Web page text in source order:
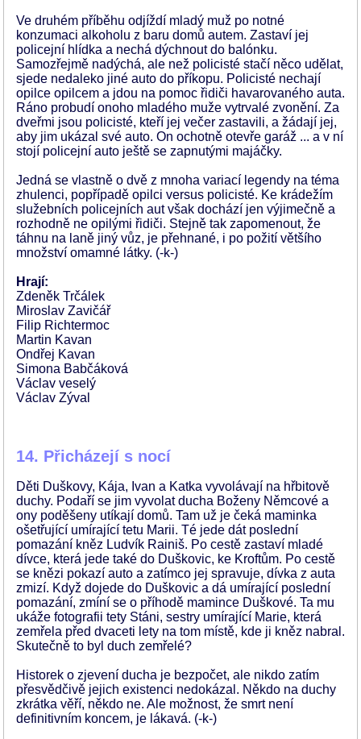
Ve druhém příběhu odjíždí mladý muž po notné
konzumaci alkoholu z baru domů autem. Zastaví jej
policejní hlídka a nechá dýchnout do balónku.
Samozřejmě nadýchá, ale než policisté stačí něco udělat,
sjede nedaleko jiné auto do příkopu. Policisté nechají
opilce opilcem a jdou na pomoc řidiči havarovaného auta.
Ráno probudí onoho mladého muže vytrvalé zvonění. Za
dveřmi jsou policisté, kteří jej večer zastavili, a žádají jej,
aby jim ukázal své auto. On ochotně otevře garáž ... a v ní
stojí policejní auto ještě se zapnutými majáčky.
Jedná se vlastně o dvě z mnoha variací legendy na téma
zhulenci, popřípadě opilci versus policisté. Ke krádežím
služebních policejních aut však dochází jen výjimečně a
rozhodně ne opilými řidiči. Stejně tak zapomenout, že
táhnu na laně jiný vůz, je přehnané, i po požití většího
množství omamné látky. (-k-)
Hrají:
Zdeněk Trčálek
Miroslav Zavičář
Filip Richtermoc
Martin Kavan
Ondřej Kavan
Simona Babčáková
Václav veselý
Václav Zýval
14. Přicházejí s nocí
Děti Duškovy, Kája, Ivan a Katka vyvolávají na hřbitově
duchy. Podaří se jim vyvolat ducha Boženy Němcové a
ony poděšeny utíkají domů. Tam už je čeká maminka
ošetřující umírající tetu Marii. Té jede dát poslední
pomazání kněz Ludvík Rainiš. Po cestě zastaví mladé
dívce, která jede také do Duškovic, ke Kroftům. Po cestě
se knězi pokazí auto a zatímco jej spravuje, dívka z auta
zmizí. Když dojede do Duškovic a dá umírající poslední
pomazání, zmíní se o příhodě mamince Duškové. Ta mu
ukáže fotografii tety Stáni, sestry umírající Marie, která
zemřela před dvaceti lety na tom místě, kde ji kněz nabral.
Skutečně to byl duch zemřelé?
Historek o zjevení ducha je bezpočet, ale nikdo zatím
přesvědčivě jejich existenci nedokázal. Někdo na duchy
zkrátka věří, někdo ne. Ale možnost, že smrt není
definitivním koncem, je lákavá. (-k-)